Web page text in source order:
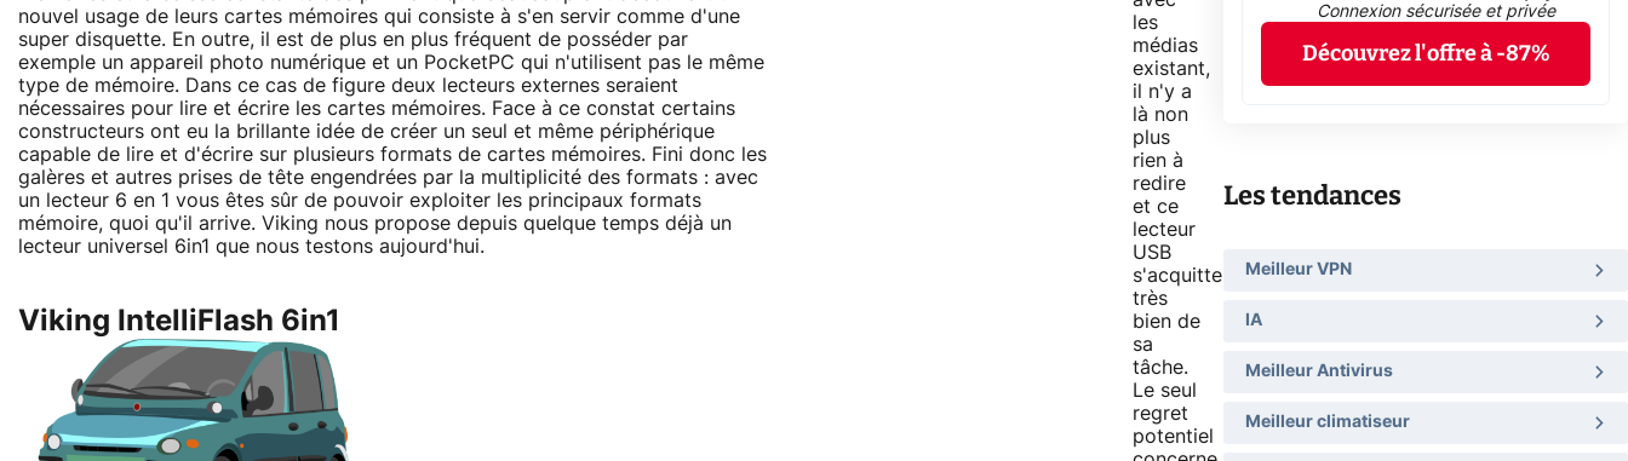
nouvel usage de leurs cartes mémoires qui consiste à s'en servir comme d'une
super disquette. En outre, il est de plus en plus fréquent de posséder par
exemple un appareil photo numérique et un PocketPC qui n'utilisent pas le même
type de mémoire. Dans ce cas de figure deux lecteurs externes seraient
nécessaires pour lire et écrire les cartes mémoires. Face à ce constat certains
constructeurs ont eu la brillante idée de créer un seul et même périphérique
capable de lire et d'écrire sur plusieurs formats de cartes mémoires. Fini donc les
galères et autres prises de tête engendrées par la multiplicité des formats : avec
un lecteur 6 en 1 vous êtes sûr de pouvoir exploiter les principaux formats
mémoire, quoi qu'il arrive. Viking nous propose depuis quelque temps déjà un
lecteur universel 6in1 que nous testons aujourd'hui.
Viking IntelliFlash 6in1
les
médias
existant,
il n'y a
là non
plus
rien à
redire
et ce
lecteur
USB
s'acquitte
très
bien de
sa
tâche.
Le seul
regret
potentiel
Connexion sécurisée et privée
Découvrez l'offre à -87%
Les tendances
Meilleur VPN
IA
Meilleur Antivirus
Meilleur climatiseur